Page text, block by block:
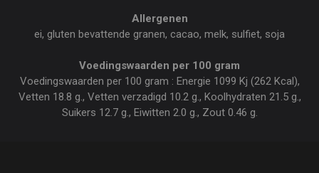
Allergenen
ei, gluten bevattende granen, cacao, melk, sulfiet, soja
Voedingswaarden per 100 gram
Voedingswaarden per 100 gram : Energie 1099 Kj (262 Kcal),
Vetten 18.8 g., Vetten verzadigd 10.2 g., Koolhydraten 21.5 g.,
Suikers 12.7 g., Eiwitten 2.0 g., Zout 0.46 g.